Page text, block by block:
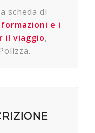
scheda di
e i
il viaggio,